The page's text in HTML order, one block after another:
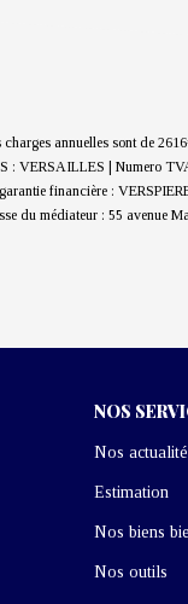
annuelles sont de
: VERSAILLES | Numero
financière :
du médiateur : 55 avenue
NOS
Nos
Estimation
Nos biens
Nos outils